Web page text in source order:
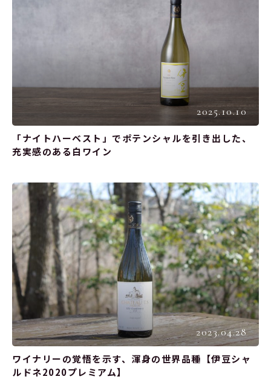
2025.10.10
「ナイトハーベスト」でポテンシャルを引き出した、
充実感のある白ワイン
2023.04.28
ワイナリーの覚悟を示す、渾身の世界品種【伊豆シャ
ルドネ2020プレミアム】